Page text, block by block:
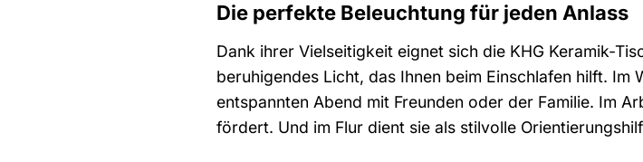
Die perfekte Beleuchtung für jeden Anlass
Dank ihrer Vielseitigkeit eignet sich die KHG Keramik-
beruhigendes Licht, das Ihnen beim Einschlafen hilft.
entspannten Abend mit Freunden oder der Familie. Im
fördert. Und im Flur dient sie als stilvolle